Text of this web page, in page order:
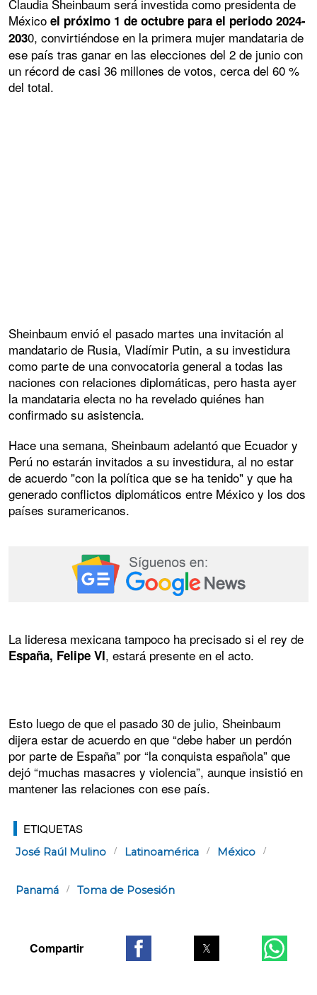
Claudia Sheinbaum será investida como presidenta de
México el próximo 1 de octubre para el periodo 2024-
2030, convirtiéndose en la primera mujer mandataria de
ese país tras ganar en las elecciones del 2 de junio con
un récord de casi 36 millones de votos, cerca del 60 %
del total.
Sheinbaum envió el pasado martes una invitación al
mandatario de Rusia, Vladímir Putin, a su investidura
como parte de una convocatoria general a todas las
naciones con relaciones diplomáticas, pero hasta ayer
la mandataria electa no ha revelado quiénes han
confirmado su asistencia.
Hace una semana, Sheinbaum adelantó que Ecuador y
Perú no estarán invitados a su investidura, al no estar
de acuerdo "con la política que se ha tenido" y que ha
generado conflictos diplomáticos entre México y los dos
países suramericanos.
La lideresa mexicana tampoco ha precisado si el rey de
España, Felipe VI, estará presente en el acto.
Esto luego de que el pasado 30 de julio, Sheinbaum
dijera estar de acuerdo en que “debe haber un perdón
por parte de España” por “la conquista española” que
dejó “muchas masacres y violencia”, aunque insistió en
mantener las relaciones con ese país.
ETIQUETAS
José Raúl Mulino Latinoamérica México
Panamá Toma de Posesión